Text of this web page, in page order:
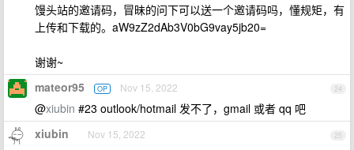
馒头站的邀请码，冒昧的问下可以送一个邀请码吗，懂规矩，有
上传和下载的。aW9zZ2dAb3V0bG9vay5jb20=
谢谢~
24
mateor95 OP Nov 15, 2022
@xiubin #23 outlook/hotmail 发不了，gmail 或者 qq 吧
25
xiubin Nov 15, 2022